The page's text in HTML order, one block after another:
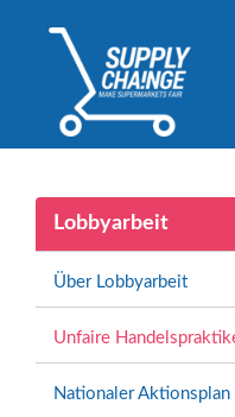
Lobbyarbeit
Über Lobbyarbeit
Unfaire
Nationaler Aktionsplan